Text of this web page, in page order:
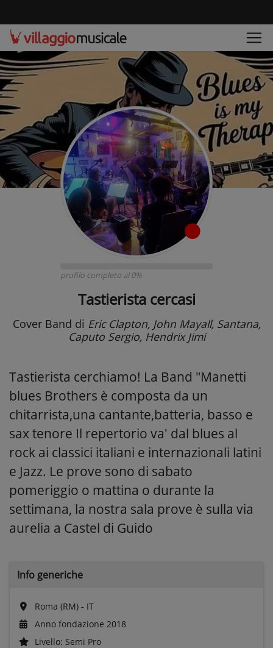
profilo completo al 0%
Tastierista cercasi
Cover Band di Eric Clapton, John Mayall, Santana,
Caputo Sergio, Hendrix Jimi
Tastierista cerchiamo! La Band "Manetti
blues Brothers è composta da un
chitarrista,una cantante,batteria, basso e
sax tenore Il repertorio va' dal blues al
rock ai classici italiani e internazionali latini
e Jazz. Le prove sono di sabato
pomeriggio o mattina o durante la
settimana, la nostra sala prove è sulla via
aurelia a Castel di Guido
Info generiche
Roma (RM) - IT
Anno fondazione 2018
Livello: Semi Pro